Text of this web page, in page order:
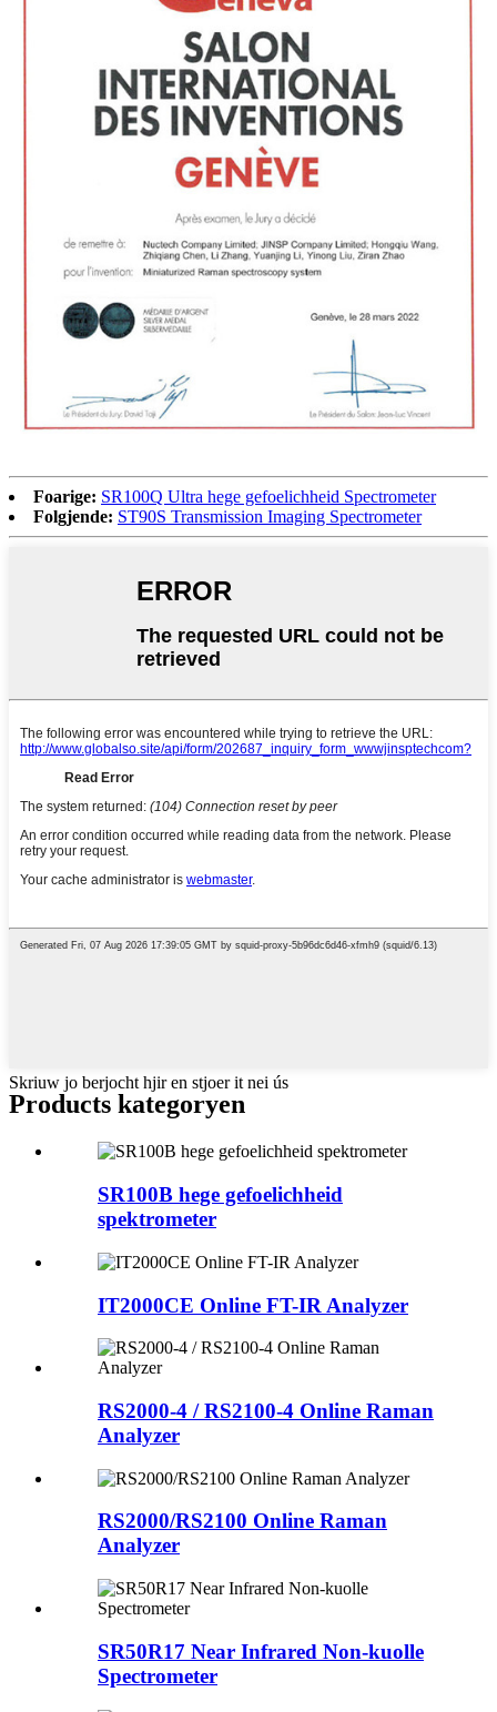
Foarige: SR100Q Ultra hege gefoelichheid Spectrometer
Folgjende: ST90S Transmission Imaging Spectrometer
Skriuw jo berjocht hjir en stjoer it nei ús
Products kategoryen
SR100B hege gefoelichheid
spektrometer
IT2000CE Online FT-IR Analyzer
RS2000-4 / RS2100-4 Online Raman
Analyzer
RS2000/RS2100 Online Raman
Analyzer
SR50R17 Near Infrared Non-kuolle
Spectrometer